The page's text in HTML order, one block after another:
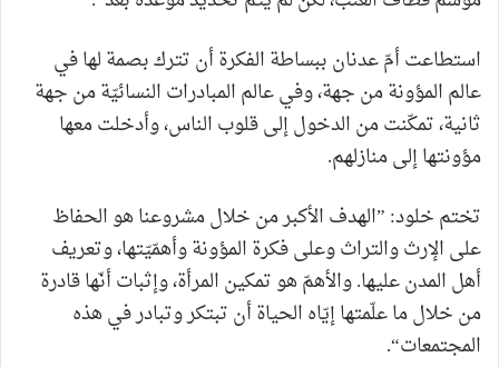
استطاعت أمّ عدنان ببساطة الفكرة أن تترك بصمة لها في
عالم المؤونة من جهة، وفي عالم المبادرات النسائيّة من جهة
ثانية، تمكّنت من الدخول إلى قلوب الناس، وأدخلت معها
مؤونتها إلى منازلهم.
تختم خلود: ”الهدف الأكبر من خلال مشروعنا هو الحفاظ
على الإرث والتراث وعلى فكرة المؤونة وأهمّيّتها، وتعريف
أهل المدن عليها. والأهمّ هو تمكين المرأة، وإثبات أنّها قادرة
من خلال ما علّمتها إيّاه الحياة أن تبتكر وتبادر في هذه
المجتمعات“.